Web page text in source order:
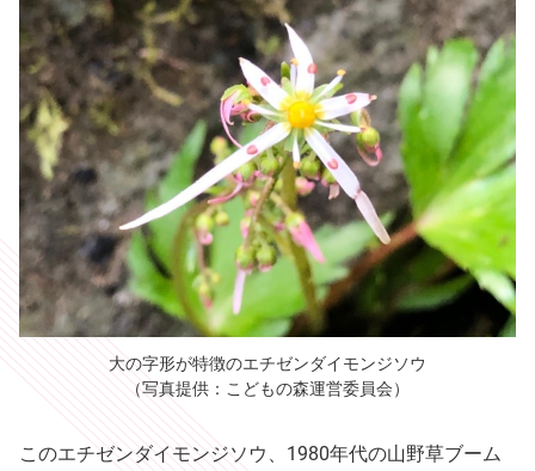
大の字形が特徴のエチゼンダイモンジソウ
（写真提供：こどもの森運営委員会）
このエチゼンダイモンジソウ、1980年代の山野草ブーム